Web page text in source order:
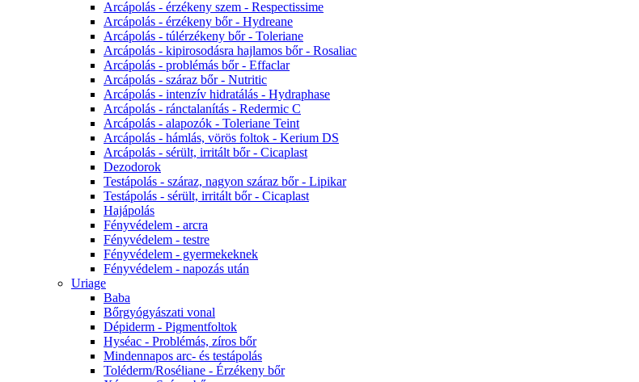
Arcápolás - érzékeny szem - Respectissime
Arcápolás - érzékeny bőr - Hydreane
Arcápolás - túlérzékeny bőr - Toleriane
Arcápolás - kipirosodásra hajlamos bőr - Rosaliac
Arcápolás - problémás bőr - Effaclar
Arcápolás - száraz bőr - Nutritic
Arcápolás - intenzív hidratálás - Hydraphase
Arcápolás - ránctalanítás - Redermic C
Arcápolás - alapozók - Toleriane Teint
Arcápolás - hámlás, vörös foltok - Kerium DS
Arcápolás - sérült, irritált bőr - Cicaplast
Dezodorok
Testápolás - száraz, nagyon száraz bőr - Lipikar
Testápolás - sérült, irritált bőr - Cicaplast
Hajápolás
Fényvédelem - arcra
Fényvédelem - testre
Fényvédelem - gyermekeknek
Fényvédelem - napozás után
Uriage
Baba
Bőrgyógyászati vonal
Dépiderm - Pigmentfoltok
Hyséac - Problémás, zíros bőr
Mindennapos arc- és testápolás
Toléderm/Roséliane - Érzékeny bőr